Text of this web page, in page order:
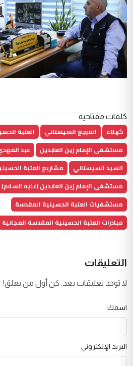
كلمات مفتاحية
كربلاء المرجع السيستاني
العتبة
مستشفى الإمام زين العابدين
عبد
السيد السيستاني
مشاريع العتبة
مستشفى الإمام زين العابدين (عليه السلام)
مستشفيات العتبة الحسينية المقدسة
مبادرات العتبة الحسينية المقدسة المجانية
التعليقات
لا توجد تعليقات بعد. كن أول من يعلق!
اسمك
البريد الإلكتروني